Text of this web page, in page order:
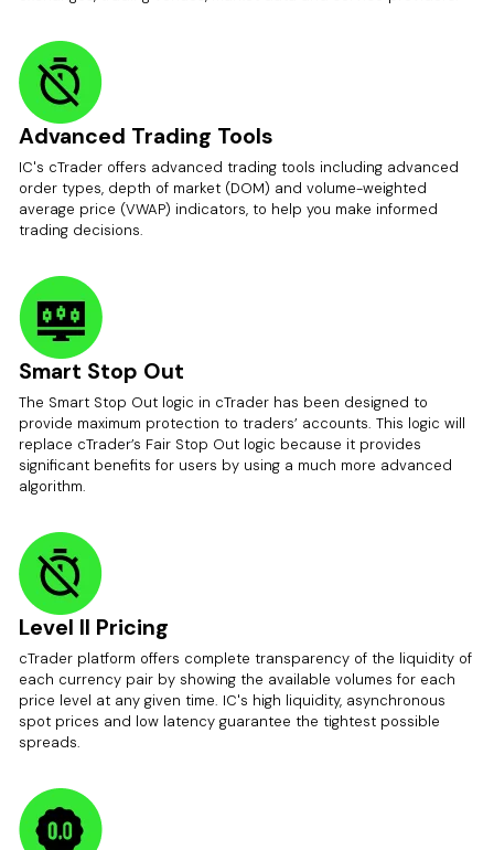
Advanced Trading Tools
IC's cTrader offers advanced trading tools including advanced
order types, depth of market (DOM) and volume-weighted
average price (VWAP) indicators, to help you make informed
trading decisions.
Smart Stop Out
The Smart Stop Out logic in cTrader has been designed to
provide maximum protection to traders’ accounts. This logic will
replace cTrader’s Fair Stop Out logic because it provides
significant benefits for users by using a much more advanced
algorithm.
Level II Pricing
cTrader platform offers complete transparency of the liquidity of
each currency pair by showing the available volumes for each
price level at any given time. IC's high liquidity, asynchronous
spot prices and low latency guarantee the tightest possible
spreads.